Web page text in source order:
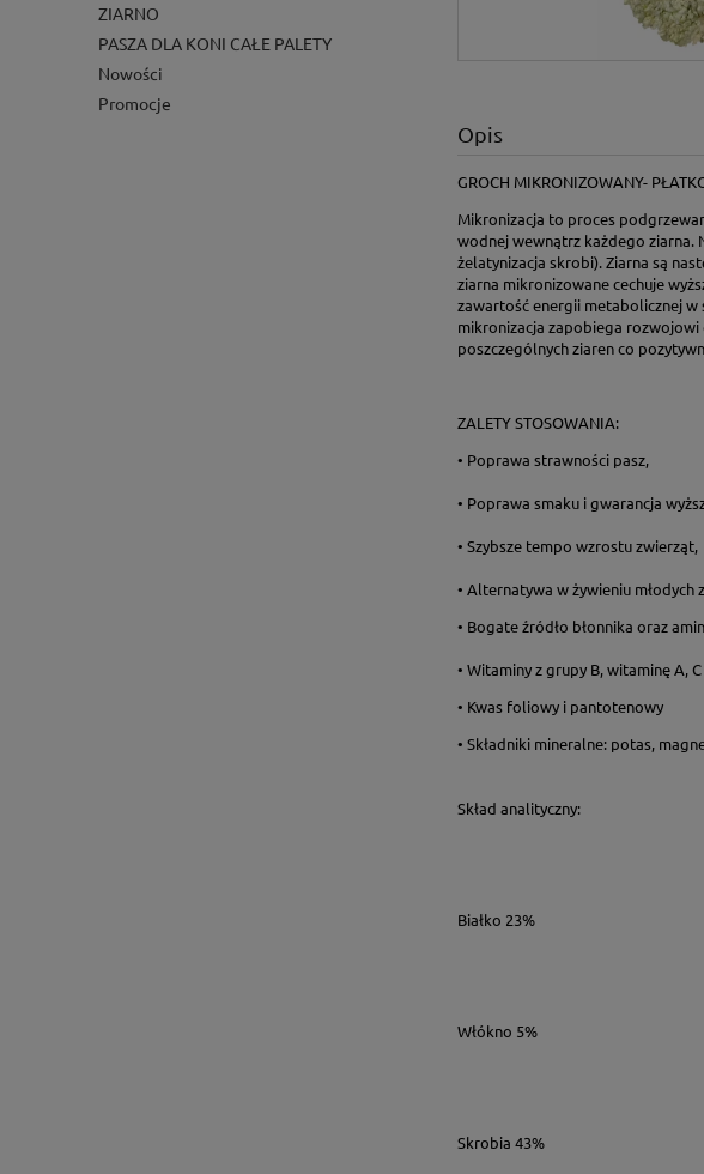
ZIARNO
PASZA DLA KONI CAŁE PALETY
Nowości
Promocje
Opis
GROCH MIKRONIZOWANY-
Mikronizacja to proces
wodnej wewnątrz każdego ziarna.
żelatynizacja skrobi). Ziarna są
ziarna mikronizowane cechuje
zawartość energii metabolicznej
mikronizacja zapobiega rozwojowi
poszczególnych ziaren co
ZALETY STOSOWANIA:
• Poprawa strawności pasz,
• Poprawa smaku i gwarancja
• Szybsze tempo wzrostu zwierząt,
• Alternatywa w żywieniu
• Bogate źródło błonnika oraz
• Witaminy z grupy B, witaminę A, C
• Kwas foliowy i pantotenowy
• Składniki mineralne: potas,
Skład analityczny:
Białko 23%
Włókno 5%
Skrobia 43%